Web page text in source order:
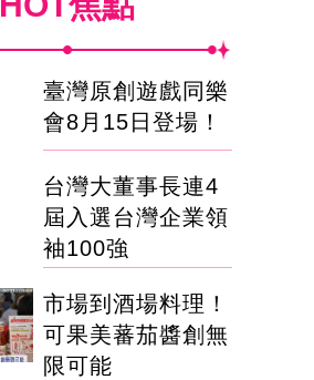
臺灣原創遊戲同樂
會8月15日登場！
台灣大董事長連4
屆入選台灣企業領
袖100強
市場到酒場料理！
可果美蕃茄醬創無
限可能